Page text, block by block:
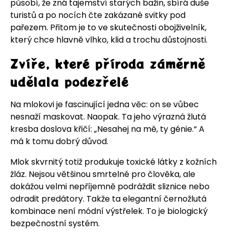
působí, že zná tajemství starých bažin, sbírá duše
turistů a po nocích čte zakázané svitky pod
pařezem. Přitom je to ve skutečnosti obojživelník,
který chce hlavně vlhko, klid a trochu důstojnosti.
Zvíře, které příroda záměrně
udělala podezřelé
Na mlokovi je fascinující jedna věc: on se vůbec
nesnaží maskovat. Naopak. Ta jeho výrazná žlutá
kresba doslova křičí: „Nesahej na mě, ty génie.“ A
má k tomu dobrý důvod.
Mlok skvrnitý totiž produkuje toxické látky z kožních
žláz. Nejsou většinou smrtelné pro člověka, ale
dokážou velmi nepříjemně podráždit sliznice nebo
odradit predátory. Takže ta elegantní černožlutá
kombinace není módní výstřelek. To je biologický
bezpečnostní systém.